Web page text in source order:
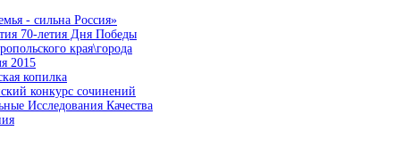
- сильна Россия»
70-летия Дня Победы
края\города
2015
копилка
конкурс сочинений
Исследования Качества